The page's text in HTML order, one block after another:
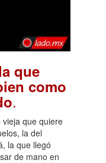
que
como
.
que quiere
la del
la que llegó
de mano en